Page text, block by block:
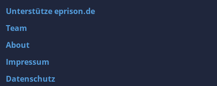
Unterstütze eprison.de
Team
About
Impressum
Datenschutz